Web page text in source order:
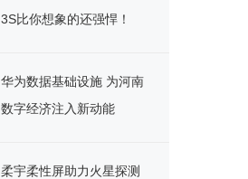
3S比你想象的还强悍！
华为数据基础设施 为河南
数字经济注入新动能
柔宇柔性屏助力火星探测